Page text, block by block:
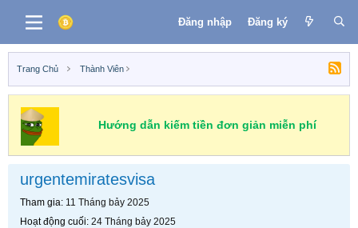
Đăng nhập Đăng ký
Trang Chủ Thành Viên
Hướng dẫn kiếm tiền đơn giản miễn phí
urgentemiratesvisa
Tham gia 11 Tháng bảy 2025
Hoạt động cuối 24 Tháng bảy 2025